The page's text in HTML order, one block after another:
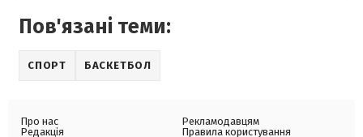
Пов'язані теми:
СПОРТ БАСКЕТБОЛ
Про нас
Редакція
Рекламодавцям
Правила користування